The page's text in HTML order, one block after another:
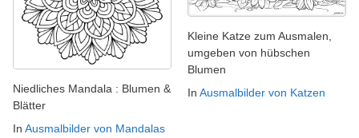
Niedliches Mandala : Blumen &
Blätter
In Ausmalbilder von Mandalas
Kleine Katze zum Ausmalen,
umgeben von hübschen
Blumen
In Ausmalbilder von Katzen